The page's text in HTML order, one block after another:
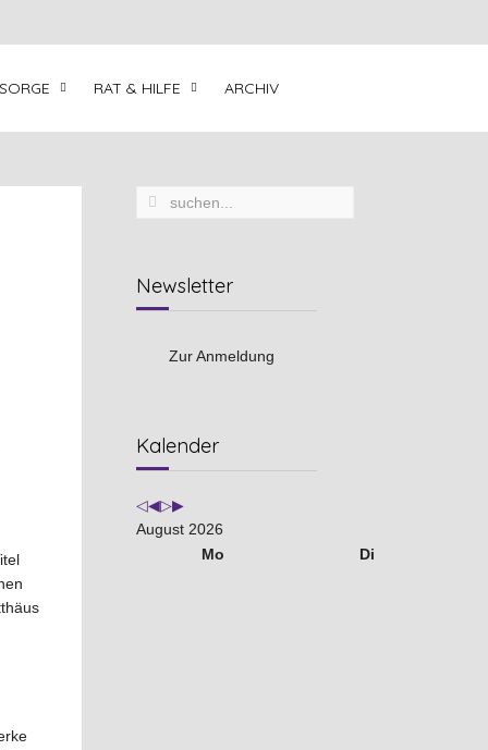
RAT & HILFE ARCHIV
Newsletter
Zur Anmeldung
Kalender
Vorheriges
Jahr
Vorheriger
Monat
Nächstes
Jahr
Nächstes
Monat
August 2026
Mo
Di